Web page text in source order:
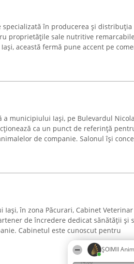
ŞOIMII
14:08
specializată în producerea și
proprietățile sale nutritive
această fermă pune accent pe
a municipiului Iași, pe Bulevardul
ca un punct de referință
de companie. Salonul își
Iași, în zona Păcurari, Cabinet
de încredere dedicat sănătății și
Cabinetul este cunoscut pentru